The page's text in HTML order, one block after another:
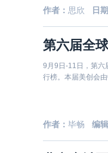
作者： 思欣 日
第六届全
9月9日-11日，第六
行榜。本届美创会
作者： 毕畅 编